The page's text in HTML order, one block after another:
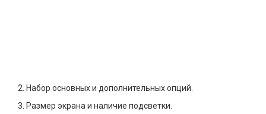
2. Набор основных и дополнительных опций.
3. Размер экрана и наличие подсветки.